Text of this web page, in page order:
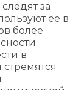
за
ее в
более
в